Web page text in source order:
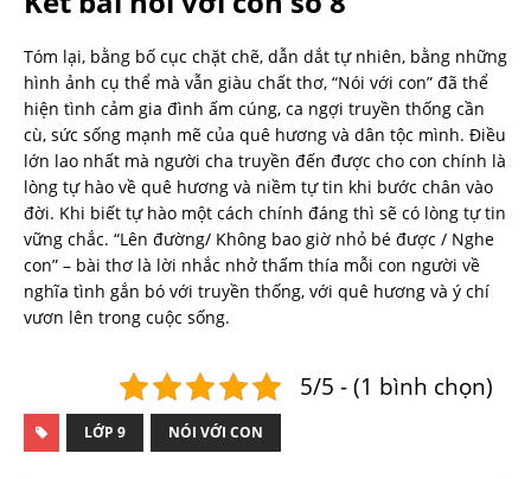
Tóm lại, bằng bố cục chặt chẽ, dẫn dắt tự nhiên, bằng những
hình ảnh cụ thể mà vẫn giàu chất thơ, “Nói với con” đã thể
hiện tình cảm gia đình ấm cúng, ca ngợi truyền thống cần
cù, sức sống mạnh mẽ của quê hương và dân tộc mình. Điều
lớn lao nhất mà người cha truyền đến được cho con chính là
lòng tự hào về quê hương và niềm tự tin khi bước chân vào
đời. Khi biết tự hào một cách chính đáng thì sẽ có lòng tự tin
vững chắc. “Lên đường/ Không bao giờ nhỏ bé được / Nghe
con” – bài thơ là lời nhắc nhở thấm thía mỗi con người về
nghĩa tình gắn bó với truyền thống, với quê hương và ý chí
vươn lên trong cuộc sống.
5/5 - (1 bình chọn)
LỚP 9 NÓI VỚI CON